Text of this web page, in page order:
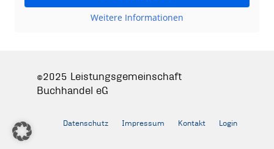
Weitere Informationen
©2025 Leistungsgemeinschaft
Buchhandel eG
Datenschutz Impressum Kontakt Login